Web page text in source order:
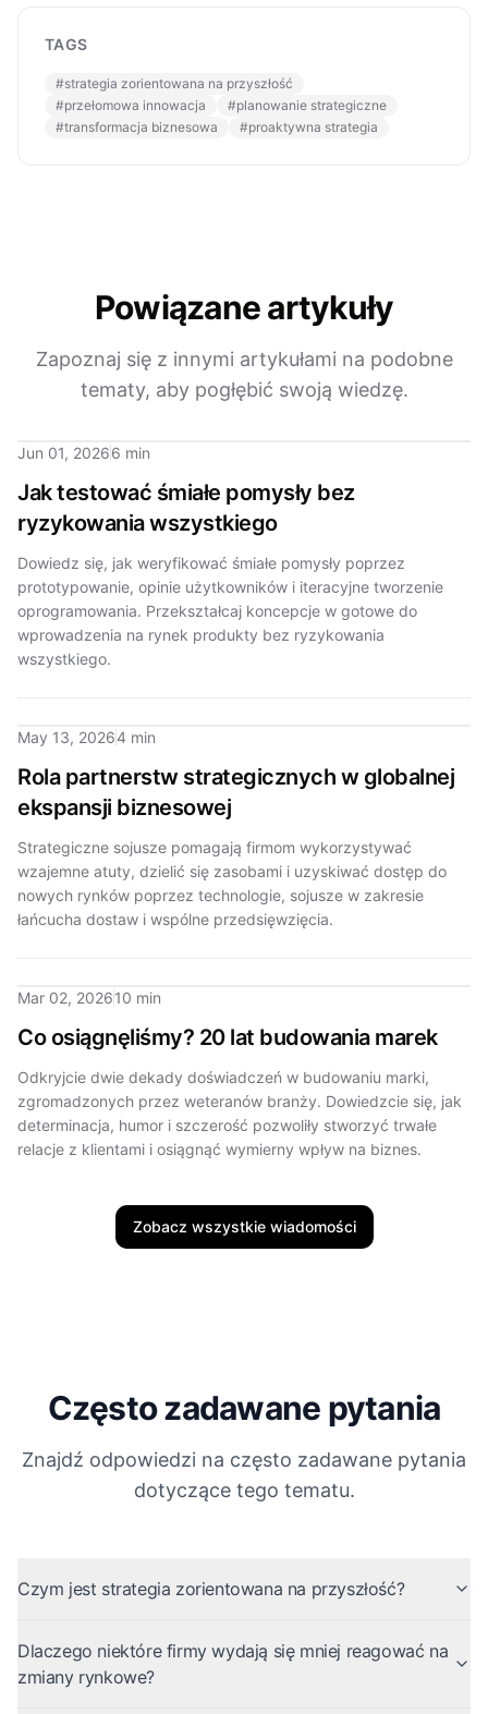
TAGS
#strategia zorientowana na przyszłość
#przełomowa innowacja #planowanie strategiczne
#transformacja biznesowa #proaktywna strategia
Powiązane artykuły
Zapoznaj się z innymi artykułami na podobne
tematy, aby pogłębić swoją wiedzę.
Jun 01, 20266 min
Jak testować śmiałe pomysły bez
ryzykowania wszystkiego
Dowiedz się, jak weryfikować śmiałe pomysły poprzez
prototypowanie, opinie użytkowników i iteracyjne tworzenie
oprogramowania. Przekształcaj koncepcje w gotowe do
wprowadzenia na rynek produkty bez ryzykowania
wszystkiego.
May 13, 20264 min
Rola partnerstw strategicznych w globalnej
ekspansji biznesowej
Strategiczne sojusze pomagają firmom wykorzystywać
wzajemne atuty, dzielić się zasobami i uzyskiwać dostęp do
nowych rynków poprzez technologie, sojusze w zakresie
łańcucha dostaw i wspólne przedsięwzięcia.
Mar 02, 202610 min
Co osiągnęliśmy? 20 lat budowania marek
Odkryjcie dwie dekady doświadczeń w budowaniu marki,
zgromadzonych przez weteranów branży. Dowiedzcie się, jak
determinacja, humor i szczerość pozwoliły stworzyć trwałe
relacje z klientami i osiągnąć wymierny wpływ na biznes.
Zobacz wszystkie wiadomości
Często zadawane pytania
Znajdź odpowiedzi na często zadawane pytania
dotyczące tego tematu.
Czym jest strategia zorientowana na przyszłość?
Dlaczego niektóre firmy wydają się mniej reagować na
zmiany rynkowe?